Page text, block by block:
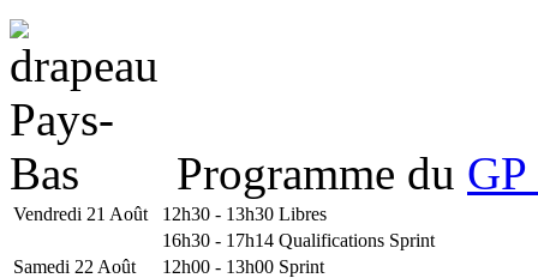
Programme du
Vendredi 21 Août 12h30 - 13h30 Libres
16h30 - 17h14 Qualifications Sprint
Samedi 22 Août
12h00 - 13h00 Sprint